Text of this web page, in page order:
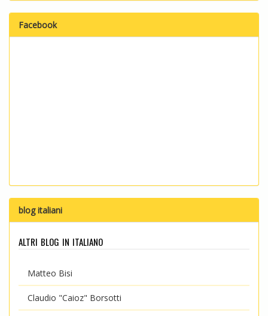
Facebook
blog italiani
altri blog in italiano
Matteo Bisi
Claudio "Caioz" Borsotti